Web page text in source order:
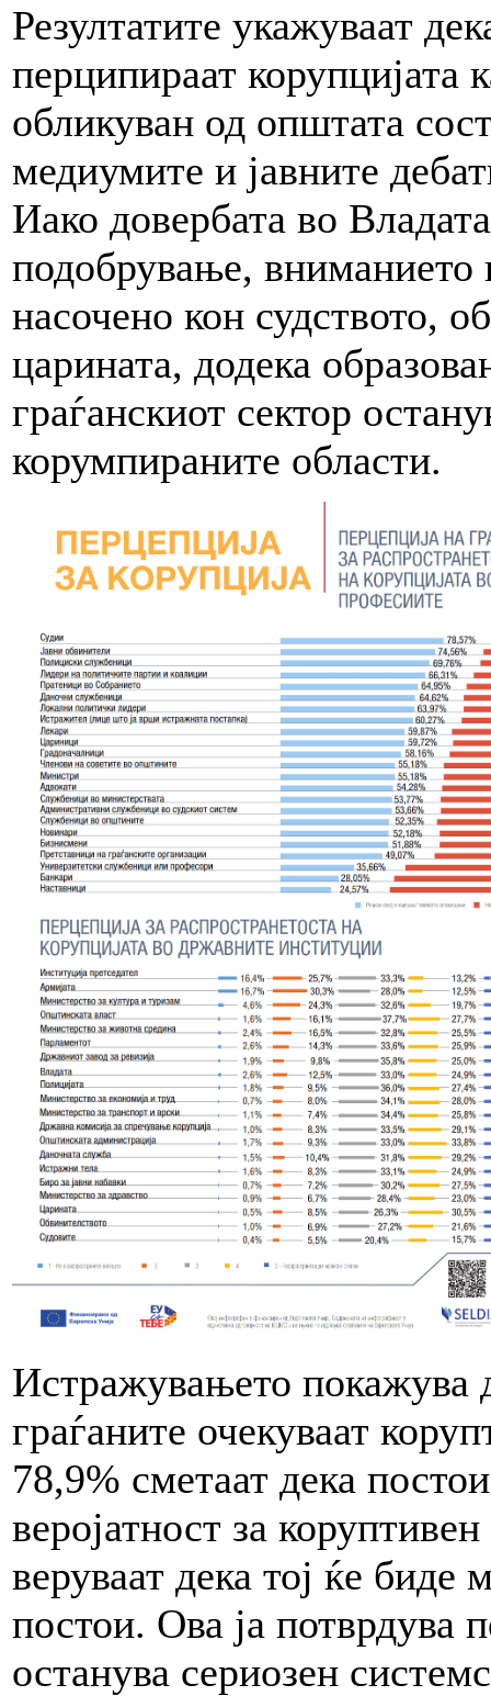
Резултатите укажуваат
перципираат корупцијата
обликуван од општата
медиумите и јавните
Иако довербата во
подобрување, вниманието
насочено кон судството,
царината, додека
граѓанскиот сектор
корумпираните области.
Истражувањето покажува
граѓаните очекуваат
78,9% сметаат дека
веројатност за
веруваат дека тој ќе
постои. Ова ја потврдува
останува сериозен